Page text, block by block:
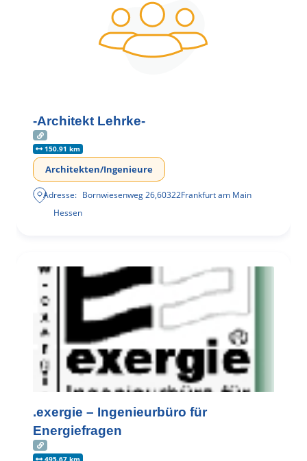
-Architekt Lehrke-
150.91 km
Architekten/Ingenieure
Adresse: Bornwiesenweg 26,60322Frankfurt am Main
Hessen
.exergie – Ingenieurbüro für
Energiefragen
495.67 km